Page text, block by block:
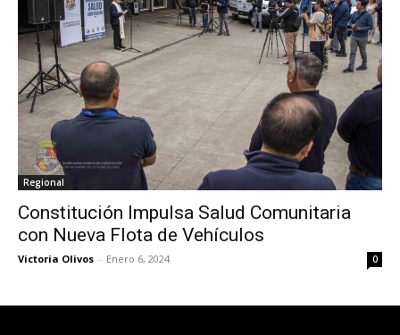
Regional
Constitución Impulsa Salud Comunitaria
con Nueva Flota de Vehículos
Victoria Olivos - Enero 6, 2024 0